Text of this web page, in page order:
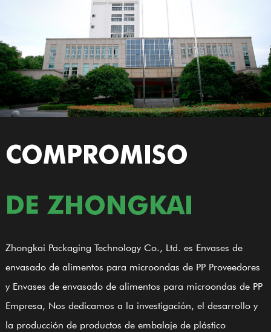
COMPROMISO
DE ZHONGKAI
Zhongkai Packaging Technology Co., Ltd. es Envases de
envasado de alimentos para microondas de PP Proveedores
y Envases de envasado de alimentos para microondas de PP
Empresa, Nos dedicamos a la investigación, el desarrollo y
la producción de productos de embalaje de plástico